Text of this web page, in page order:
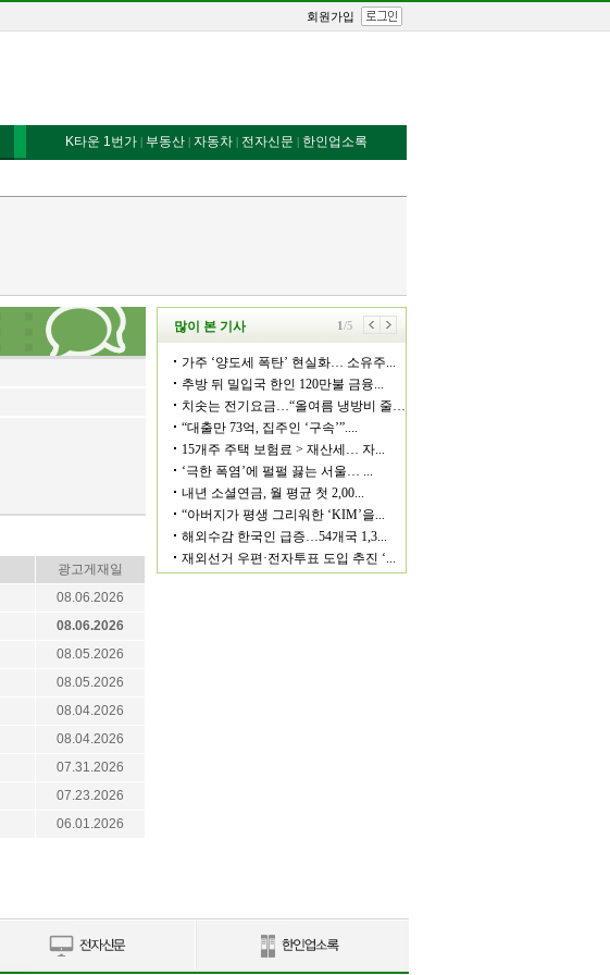
회원가입
K타운 1번가 | 부동산 | 자동차 | 전자신문 | 한인업소록
광고게재일
08.06.2026
08.06.2026
08.05.2026
08.05.2026
08.04.2026
08.04.2026
07.31.2026
07.23.2026
06.01.2026